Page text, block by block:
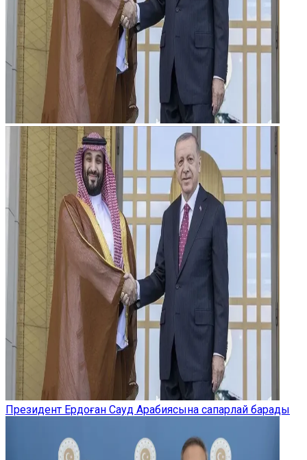
Президент Ердоған Сауд Арабиясына сапарлай барады